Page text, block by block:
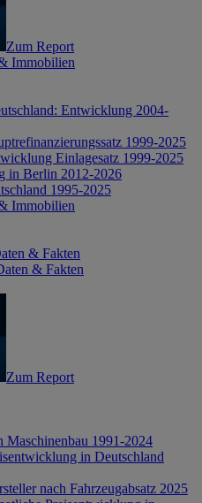
Zum Report
Immobilien
Entwicklung 2004-
1999-2025
Einlagesatz 1999-2025
in Berlin 2012-2026
1995-2025
Immobilien
& Fakten
& Fakten
Zum Report
Maschinenbau 1991-2024
in Deutschland
nach Fahrzeugabsatz 2025